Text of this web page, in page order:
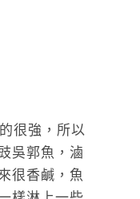
很強，所以
吳郭魚，滷
很香鹹，魚